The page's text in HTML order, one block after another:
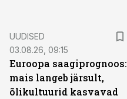
UUDISED
03.08.26, 09:15
Euroopa saagiprognoos:
mais langeb järsult,
õlikultuurid kasvavad